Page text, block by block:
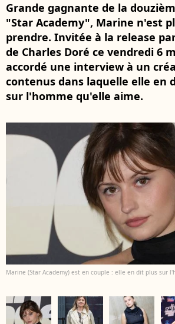
Grande gagnante de la
"Star Academy", Marine n'est
prendre. Invitée à la release
de Charles Doré ce vendredi 6
accordé une interview à un
contenus dans laquelle elle en
sur l'homme qu'elle aime.
Marine (Star Academy) est en couple : elle en dit plus sur